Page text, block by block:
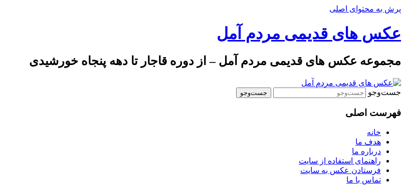
پرش به محتوای اصلی
عکس های قدیمی مردم آمل
مجموعه عکس های قدیمی مردم آمل – از دوره قاجار تا دهه پنجاه خورشیدی
جست‌وجو
فهرست اصلی
خانه
هدف ما
درباره ما
راهنمای استفاده از سایت
فرستادن عکس به سایت
تماس با ما